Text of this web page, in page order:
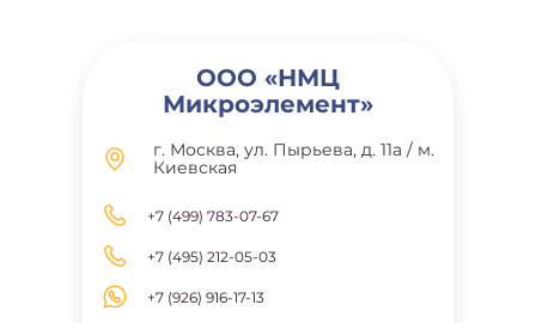
ООО «НМЦ
Микроэлемент»
г. Москва, ул. Пырьева, д. 11а / м.
Киевская
+7 (499) 783-07-67
+7 (495) 212-05-03
+7 (926) 916-17-13